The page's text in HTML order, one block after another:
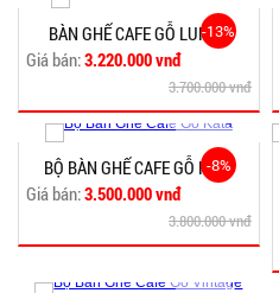
-13%
BÀN GHẾ CAFE GỖ LUNAR
Giá bán:3.220.000 vnđ
3.700.000 vnđ
-8%
BỘ BÀN GHẾ CAFE GỖ KATA
Giá bán:3.500.000 vnđ
3.800.000 vnđ